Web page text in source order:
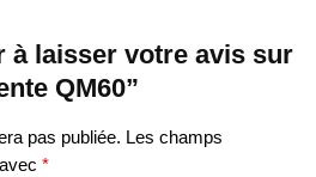
à laisser votre avis sur
QM60”
pas publiée. Les champs
*